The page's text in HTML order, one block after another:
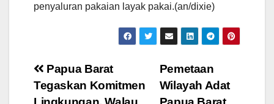
penyaluran pakaian layak pakai.(an/dixie)
Post
navigation
Pemetaan
Wilayah Adat
Papua Barat
Tegaskan Komitmen